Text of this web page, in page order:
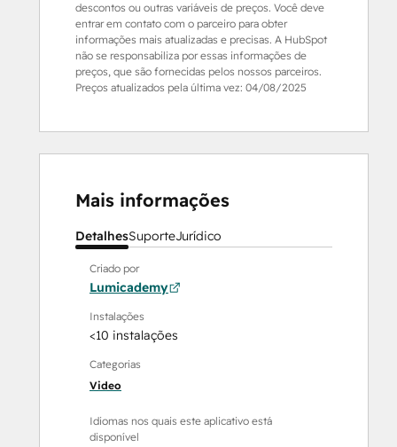
descontos ou outras variáveis de preços. Você deve
entrar em contato com o parceiro para obter
informações mais atualizadas e precisas. A HubSpot
não se responsabiliza por essas informações de
preços, que são fornecidas pelos nossos parceiros.
Preços atualizados pela última vez: 04/08/2025
Mais informações
DetalhesSuporteJurídico
Criado por
Lumicademy
Instalações
<10 instalações
Categorias
Video
Idiomas nos quais este aplicativo está
disponível